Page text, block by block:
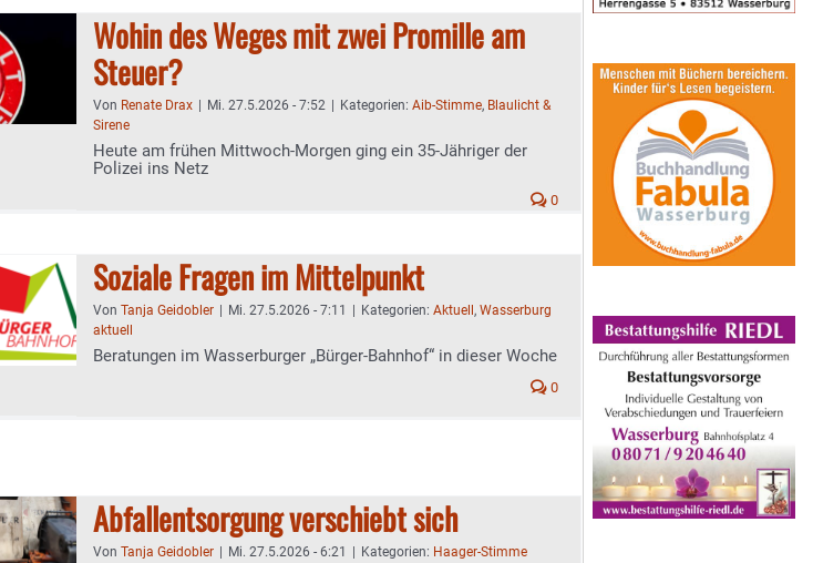
Wohin des Weges mit zwei Promille am
Steuer?
Von Renate Drax Mi. 27.5.2026 - 7:52 Kategorien: Aib-Stimme, Blaulicht &
Sirene
Heute am frühen Mittwoch-Morgen ging ein 35-Jähriger der
Polizei ins Netz
0
Soziale Fragen im Mittelpunkt
Von Tanja Geidobler Mi. 27.5.2026 - 7:11 Kategorien: Aktuell , Wasserburg
aktuell
Beratungen im Wasserburger „Bürger-Bahnhof“ in dieser Woche
0
Abfallentsorgung verschiebt sich
Von Tanja Geidobler Mi. 27.5.2026 - 6:21 Kategorien: Haager-Stimme